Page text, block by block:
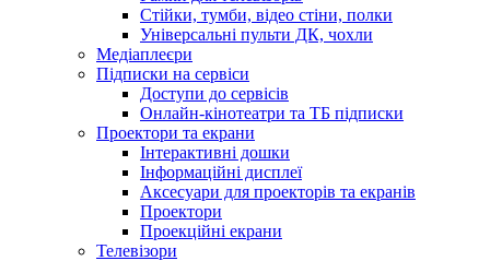
Стійки, тумби, відео стіни, полки
Універсальні пульти ДК, чохли
Медіаплеєри
Підписки на сервіси
Доступи до сервісів
Онлайн-кінотеатри та ТБ підписки
Проектори та екрани
Інтерактивні дошки
Інформаційні дисплеї
Аксесуари для проекторів та екранів
Проектори
Проекційні екрани
Телевізори